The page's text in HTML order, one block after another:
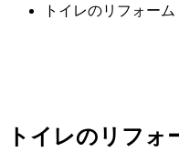
トイレのリフォー
トイレのリフ